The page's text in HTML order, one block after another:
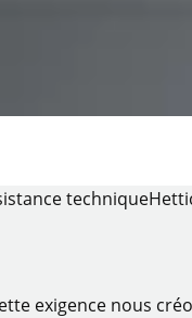
technique
exigence nous